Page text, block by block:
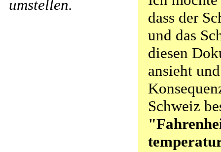
umstellen.
dass der
und das
diesen
ansieht
Schweiz